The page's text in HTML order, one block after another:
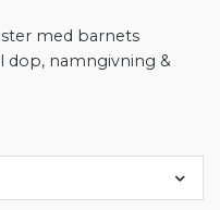
med barnets
dop, namngivning &